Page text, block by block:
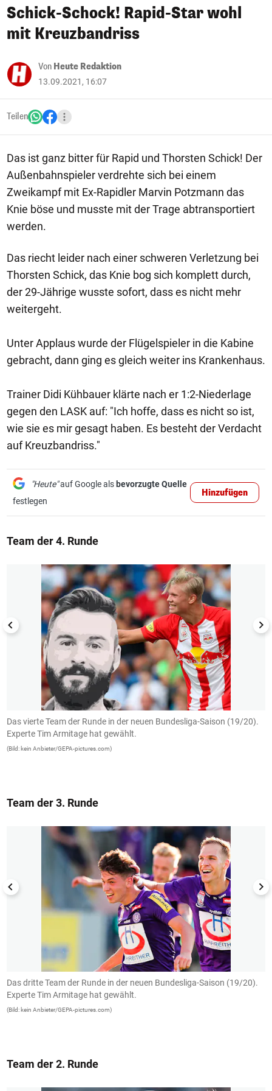
Schick-Schock! Rapid-Star wohl
mit Kreuzbandriss
Von Heute Redaktion
13.09.2021, 16:07
Teilen
Das ist ganz bitter für Rapid und Thorsten Schick! Der
Außenbahnspieler verdrehte sich bei einem
Zweikampf mit Ex-Rapidler Marvin Potzmann das
Knie böse und musste mit der Trage abtransportiert
werden.
Das riecht leider nach einer schweren Verletzung bei
Thorsten Schick, das Knie bog sich komplett durch,
der 29-Jährige wusste sofort, dass es nicht mehr
weitergeht.
Unter Applaus wurde der Flügelspieler in die Kabine
gebracht, dann ging es gleich weiter ins Krankenhaus.
Trainer Didi Kühbauer klärte nach er 1:2-Niederlage
gegen den LASK auf: "Ich hoffe, dass es nicht so ist,
wie sie es mir gesagt haben. Es besteht der Verdacht
auf Kreuzbandriss."
"Heute"auf Google als bevorzugte Quelle
festlegen
Hinzufügen
Team der 4. Runde
1/14
Das vierte Team der Runde in der neuen Bundesliga-Saison (19/20).
Experte Tim Armitage hat gewählt.
(Bild: kein Anbieter/GEPA-pictures.com)
Team der 3. Runde
1/14
Das dritte Team der Runde in der neuen Bundesliga-Saison (19/20).
Experte Tim Armitage hat gewählt.
(Bild: kein Anbieter/GEPA-pictures.com)
Team der 2. Runde
1/14